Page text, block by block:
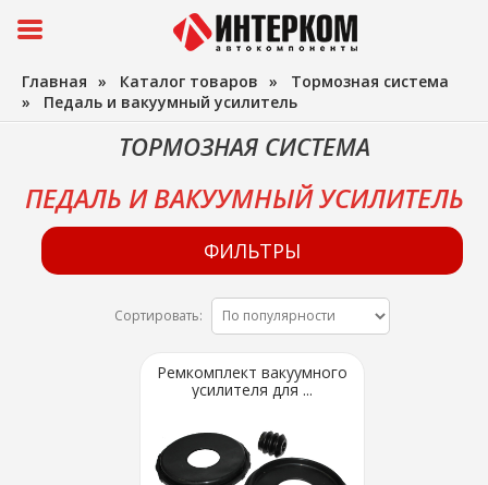
Главная » Каталог товаров » Тормозная система
» Педаль и вакуумный усилитель
ТОРМОЗНАЯ СИСТЕМА
ПЕДАЛЬ И ВАКУУМНЫЙ УСИЛИТЕЛЬ
ФИЛЬТРЫ
Сортировать:
Ремкомплект вакуумного
усилителя для ...